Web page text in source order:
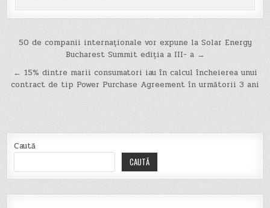
Navigare
articole
50 de companii internaționale vor expune la Solar Energy
Bucharest Summit ediția a III- a →
← 15% dintre marii consumatori iau în calcul încheierea unui
contract de tip Power Purchase Agreement în următorii 3 ani
Caută
CAUTĂ